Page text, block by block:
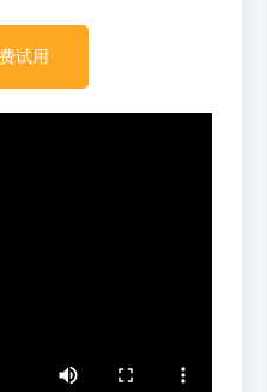
试用